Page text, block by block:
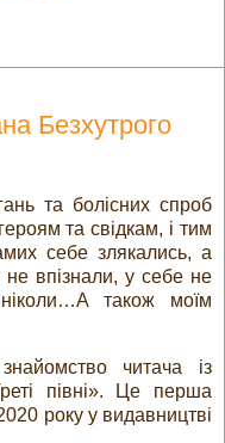
Безхутрого
та болісних спроб
та свідкам, і тим
себе злякались, а
впізнали, у себе не
також моїм
читача із
півні». Це перша
року у видавництві